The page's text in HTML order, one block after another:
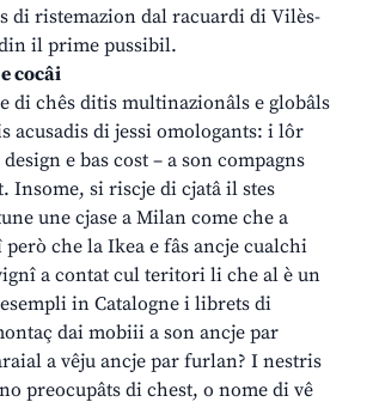
di ristemazion dal racuardi di Vilès-
il prime pussibil.
cocâi
di chês ditis multinazionâls e globâls
acusadis di jessi omologants: i lôr
e bas cost – a son compagns
Insome, si riscje di cjatâ il stes
une cjase a Milan come che a
però che la Ikea e fâs ancje cualchi
a contat cul teritori li che al è un
in Catalogne i librets di
dai mobiii a son ancje par
a vêju ancje par furlan? I nestris
preocupâts di chest, o nome di vê